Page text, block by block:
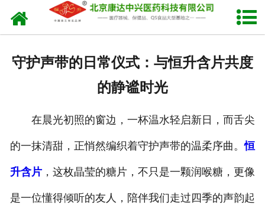
网站首页
发货现场
人才招聘
守护声带的日常仪式：与恒升含片共度
的静谧时光
在晨光初照的窗边，一杯温水轻启新日，而舌尖
的一抹清甜，正悄然编织着守护声带的温柔序曲。恒
升含片，这枚晶莹的糖片，不只是一颗润喉糖，更像
是一位懂得倾听的友人，陪伴我们走过四季的声韵起